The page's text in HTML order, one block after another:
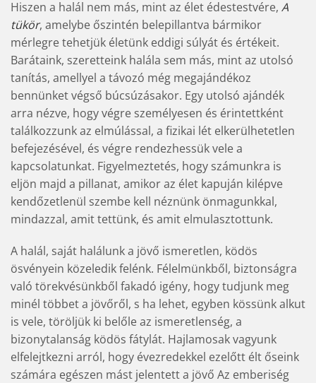
Hiszen a halál nem más, mint az élet édestestvére, A
tükör, amelybe őszintén belepillantva bármikor
mérlegre tehetjük életünk eddigi súlyát és értékeit.
Barátaink, szeretteink halála sem más, mint az utolsó
tanítás, amellyel a távozó még megajándékoz
bennünket végső búcsúzásakor. Egy utolsó ajándék
arra nézve, hogy végre személyesen és érintettként
találkozzunk az elmúlással, a fizikai lét elkerülhetetlen
befejezésével, és végre rendezhessük vele a
kapcsolatunkat. Figyelmeztetés, hogy számunkra is
eljön majd a pillanat, amikor az élet kapuján kilépve
kendőzetlenül szembe kell néznünk önmagunkkal,
mindazzal, amit tettünk, és amit elmulasztottunk.
A halál, saját halálunk a jövő ismeretlen, ködös
ösvényein közeledik felénk. Félelmünkből, biztonságra
való törekvésünkből fakadó igény, hogy tudjunk meg
minél többet a jövőről, s ha lehet, egyben kössünk alkut
is vele, töröljük ki belőle az ismeretlenség, a
bizonytalanság ködös fátylát. Hajlamosak vagyunk
elfelejtkezni arról, hogy évezredekkel ezelőtt élt őseink
számára egészen mást jelentett a jövő Az emberiség